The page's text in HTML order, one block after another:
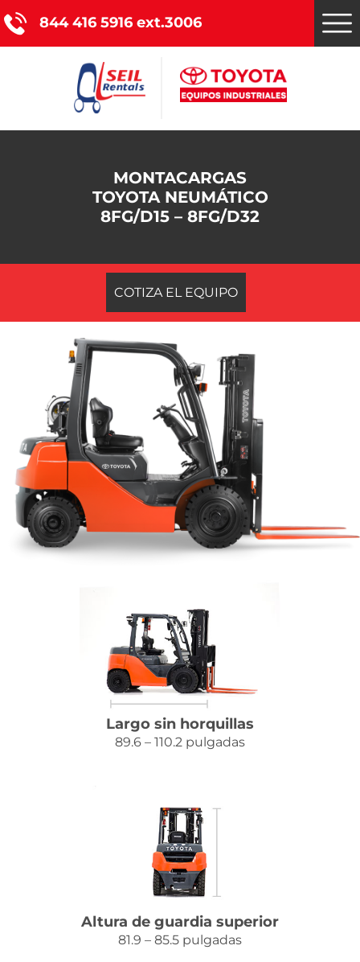
844 416 5916 ext.3006
Catálogo de productos
Promociones
MONTACARGAS
TOYOTA NEUMÁTICO
8FG/D15 – 8FG/D32
COTIZA EL EQUIPO
Largo sin horquillas
89.6 – 110.2 pulgadas
Altura de guardia superior
81.9 – 85.5 pulgadas